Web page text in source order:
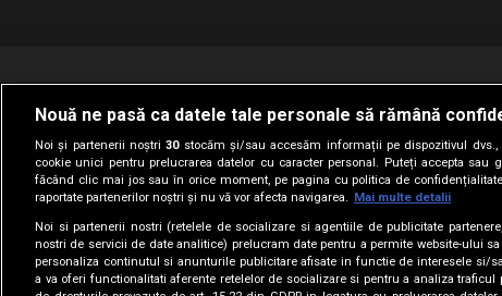
Nouă ne pasă ca datele tale personale să rămână
Noi și partenerii noștri30stocăm și/sau accesăm informații pe dispozitivul dvs.,
cookie unici pentru prelucrarea datelor cu caracter personal. Puteți accepta sau
făcând clic mai jos sau în orice moment, pe pagina cu politica de
raportate partenerilor noștri și nu vă vor afecta navigarea. Mai multe detalii
Noi si partenerii nostri (retelele de socializare si agentiile de publicitate
nostri de servicii de date analitice) prelucram date pentru a permite website-ului
personaliza continutul si anunturile publicitare afisate in functie de interesele si/
a va oferi functionalitati aferente retelelor de socializare si pentru a analiza traficul